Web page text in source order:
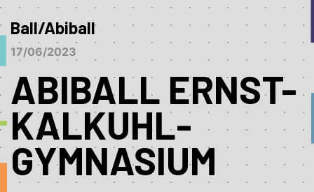
Ball/Abiball
17/06/2023
ABIBALL ERNST-
KALKUHL-
GYMNASIUM